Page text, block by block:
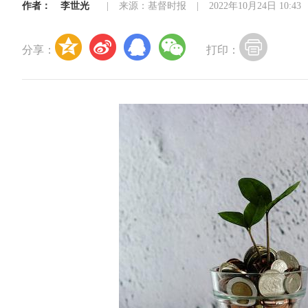
作者： 李世光 来源：基督时报 2022年10月24日 10:43
分享： 打印：